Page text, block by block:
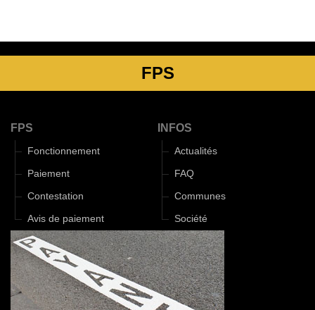
FPS
FPS
Fonctionnement
Paiement
Contestation
Avis de paiement
INFOS
Actualités
FAQ
Communes
Société